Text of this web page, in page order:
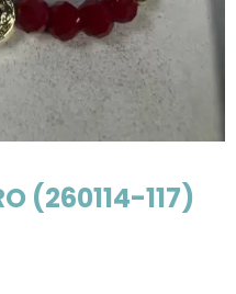
(260114-117)